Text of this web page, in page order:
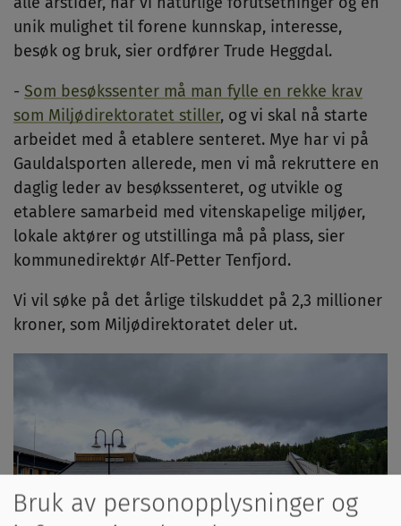
unik mulighet til forene kunnskap, interesse,
besøk og bruk, sier ordfører Trude Heggdal.
- Som besøkssenter må man fylle en rekke krav
som Miljødirektoratet stiller, og vi skal nå starte
arbeidet med å etablere senteret. Mye har vi på
Gauldalsporten allerede, men vi må rekruttere en
daglig leder av besøkssenteret, og utvikle og
etablere samarbeid med vitenskapelige miljøer,
lokale aktører og utstillinga må på plass, sier
kommunedirektør Alf-Petter Tenfjord.
Vi vil søke på det årlige tilskuddet på 2,3 millioner
kroner, som Miljødirektoratet deler ut.
Bruk av personopplysninger og